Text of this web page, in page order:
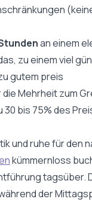
an einem
zu einem viel
gutem preis
Mehrheit zum
bis 75% des
und ruhe für den
kümmernloss
der